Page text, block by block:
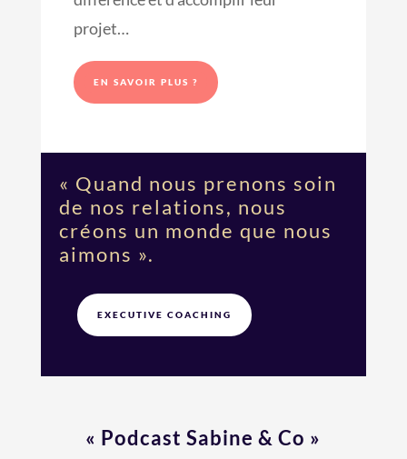
projet…
EN SAVOIR PLUS ?
« Quand nous prenons soin
de nos relations, nous
créons un monde que nous
aimons ».
EXECUTIVE COACHING
« Podcast Sabine & Co »